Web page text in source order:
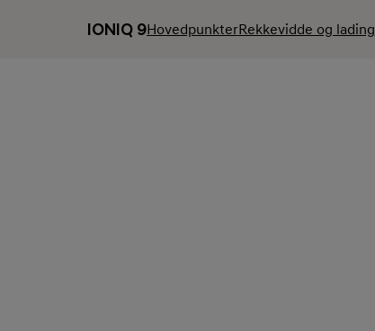
IONIQ 9HovedpunkterRekkevidde og lading